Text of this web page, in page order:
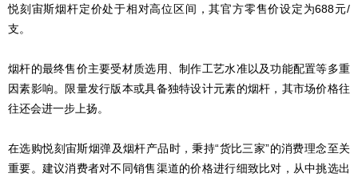
悦刻宙斯烟杆定价处于相对高位区间，其官方零售价设定为688元/
支。
烟杆的最终售价主要受材质选用、制作工艺水准以及功能配置等多重
因素影响。限量发行版本或具备独特设计元素的烟杆，其市场价格往
往还会进一步上扬。
在选购悦刻宙斯烟弹及烟杆产品时，秉持“货比三家”的消费理念至关
重要。建议消费者对不同销售渠道的价格进行细致比对，从中挑选出